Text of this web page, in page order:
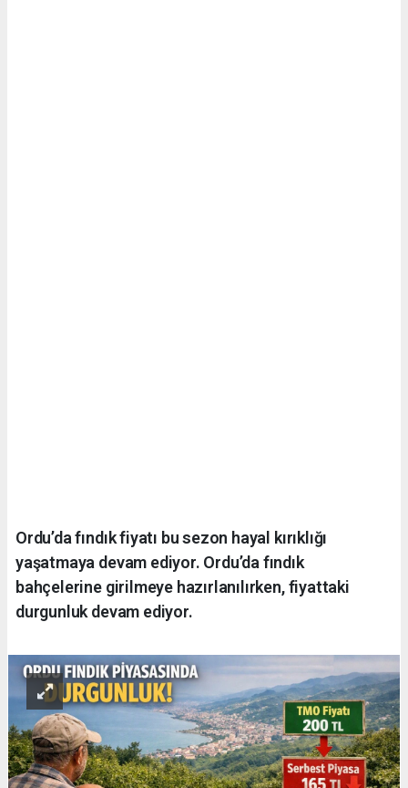
Ordu’da fındık fiyatı bu sezon hayal kırıklığı
yaşatmaya devam ediyor. Ordu’da fındık
bahçelerine girilmeye hazırlanılırken, fiyattaki
durgunluk devam ediyor.